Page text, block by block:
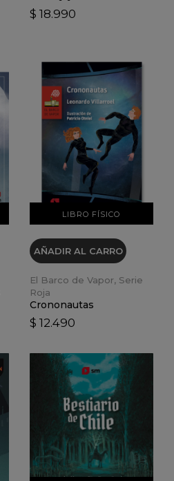
$ 18.990
LIBRO FÍSICO
VER DETALLES
AÑADIR AL CARRO
El Barco de Vapor, Serie
Roja
Crononautas
$ 12.490
VER DETALLES